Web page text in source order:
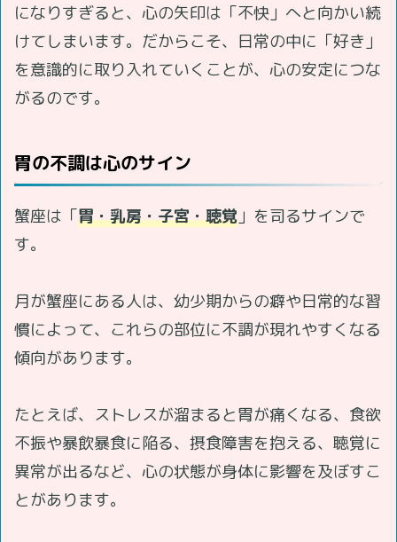
になりすぎると、心の矢印は「不快」へと向かい続
けてしまいます。だからこそ、日常の中に「好き」
を意識的に取り入れていくことが、心の安定につな
がるのです。
胃の不調は心のサイン
蟹座は「胃・乳房・子宮・聴覚 」を司るサインで
す。
月が蟹座にある人は、幼少期からの癖や日常的な習
慣によって、これらの部位に不調が現れやすくなる
傾向があります。
たとえば、ストレスが溜まると胃が痛くなる、食欲
不振や暴飲暴食に陥る、摂食障害を抱える、聴覚に
異常が出るなど、心の状態が身体に影響を及ぼすこ
とがあります。